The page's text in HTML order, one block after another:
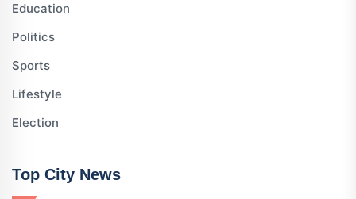
Education
Politics
Sports
Lifestyle
Election
Top City News